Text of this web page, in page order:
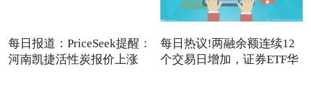
每日报道：PriceSeek提醒：
河南凯捷活性炭报价上涨
每日热议!两融余额连续12
个交易日增加，证券ETF华